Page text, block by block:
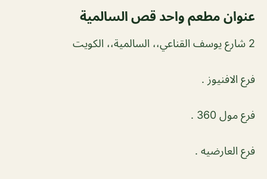
عنوان مطعم واحد قص السالمية
2 شارع يوسف القناعي،، السالمية،، الكويت
فرع الافنيوز .
فرع مول 360 .
فرع العارضيه .